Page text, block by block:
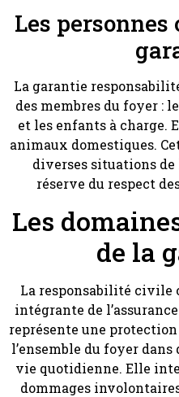
Les
La garantie
des membres du foyer :
et les enfants à charge.
animaux domestiques.
diverses situations
réserve du respect
Les
de la
La responsabilité
intégrante de
représente une
l’ensemble du foyer
vie quotidienne. Elle
dommages